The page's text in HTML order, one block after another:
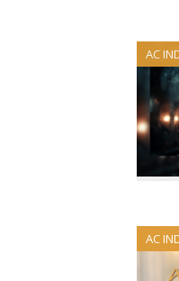
AC
AC